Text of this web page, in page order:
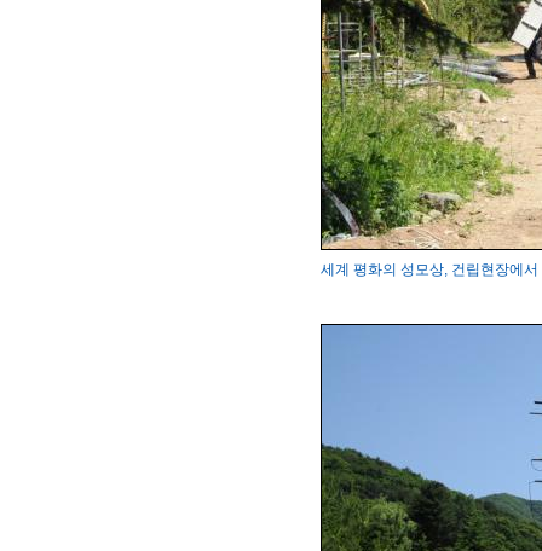
세계 평화의 성모상, 건립현장에